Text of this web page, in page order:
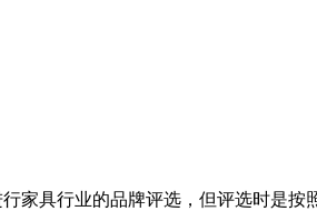
家具行业的品牌评选，但评选时是